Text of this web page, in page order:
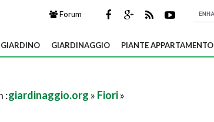
Forum
GIARDINAGGIO PIANTE APPARTAMENTO
:giardinaggio.org » Fiori»